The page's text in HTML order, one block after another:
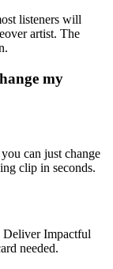
listeners will
artist. The
my
can just change
clip in seconds.
Deliver Impactful
needed.